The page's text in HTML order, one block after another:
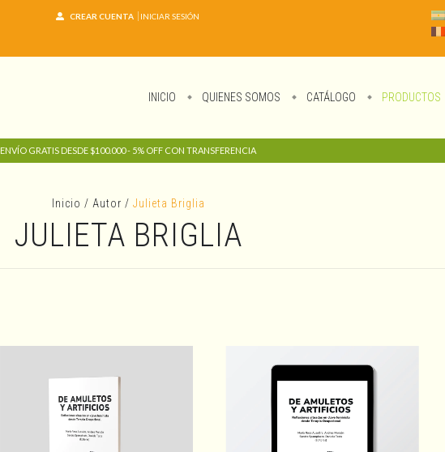
CREAR CUENTA INICIAR SESIÓN
INICIO QUIENES SOMOS CATÁLOGO PRODUCTOS
ENVÍO GRATIS DESDE $100.000 - 5% OFF CON TRANSFERENCIA
Inicio / Autor / Julieta Briglia
JULIETA BRIGLIA